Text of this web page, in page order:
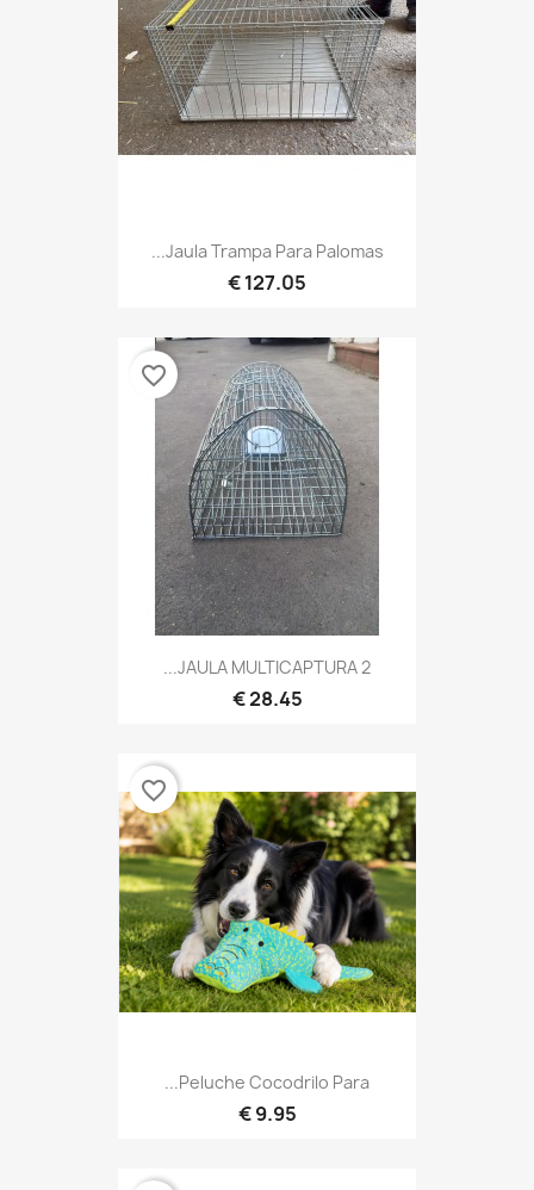
Jaula Trampa Para Palomas...
127.05 €
JAULA MULTICAPTURA 2...
28.45 €
favorite_border
Peluche Cocodrilo Para...
9.95 €
favorite_border